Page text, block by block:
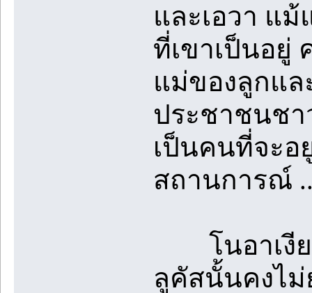
และเอวา แ
ที่เขาเป็นอยู่
แม่ของลูกแ
ประชาชนชา
เป็นคนที่จะอ
สถานการณ์
โนอาเงียบ
ลูคัสนั้นคงไม่